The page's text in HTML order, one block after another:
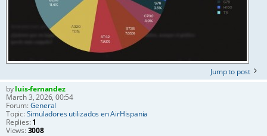
Jump to post
byluis-fernandez
March 3, 2026, 00:54
Forum:General
Topic:Simuladores utilizados en AirHispania
Replies:1
Views:3008